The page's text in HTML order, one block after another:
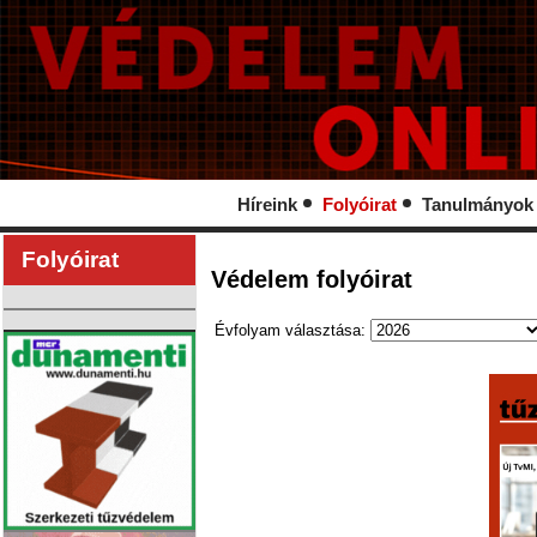
Híreink Folyóirat Tanulmányok
Folyóirat
Védelem folyóirat
Évfolyam választása: